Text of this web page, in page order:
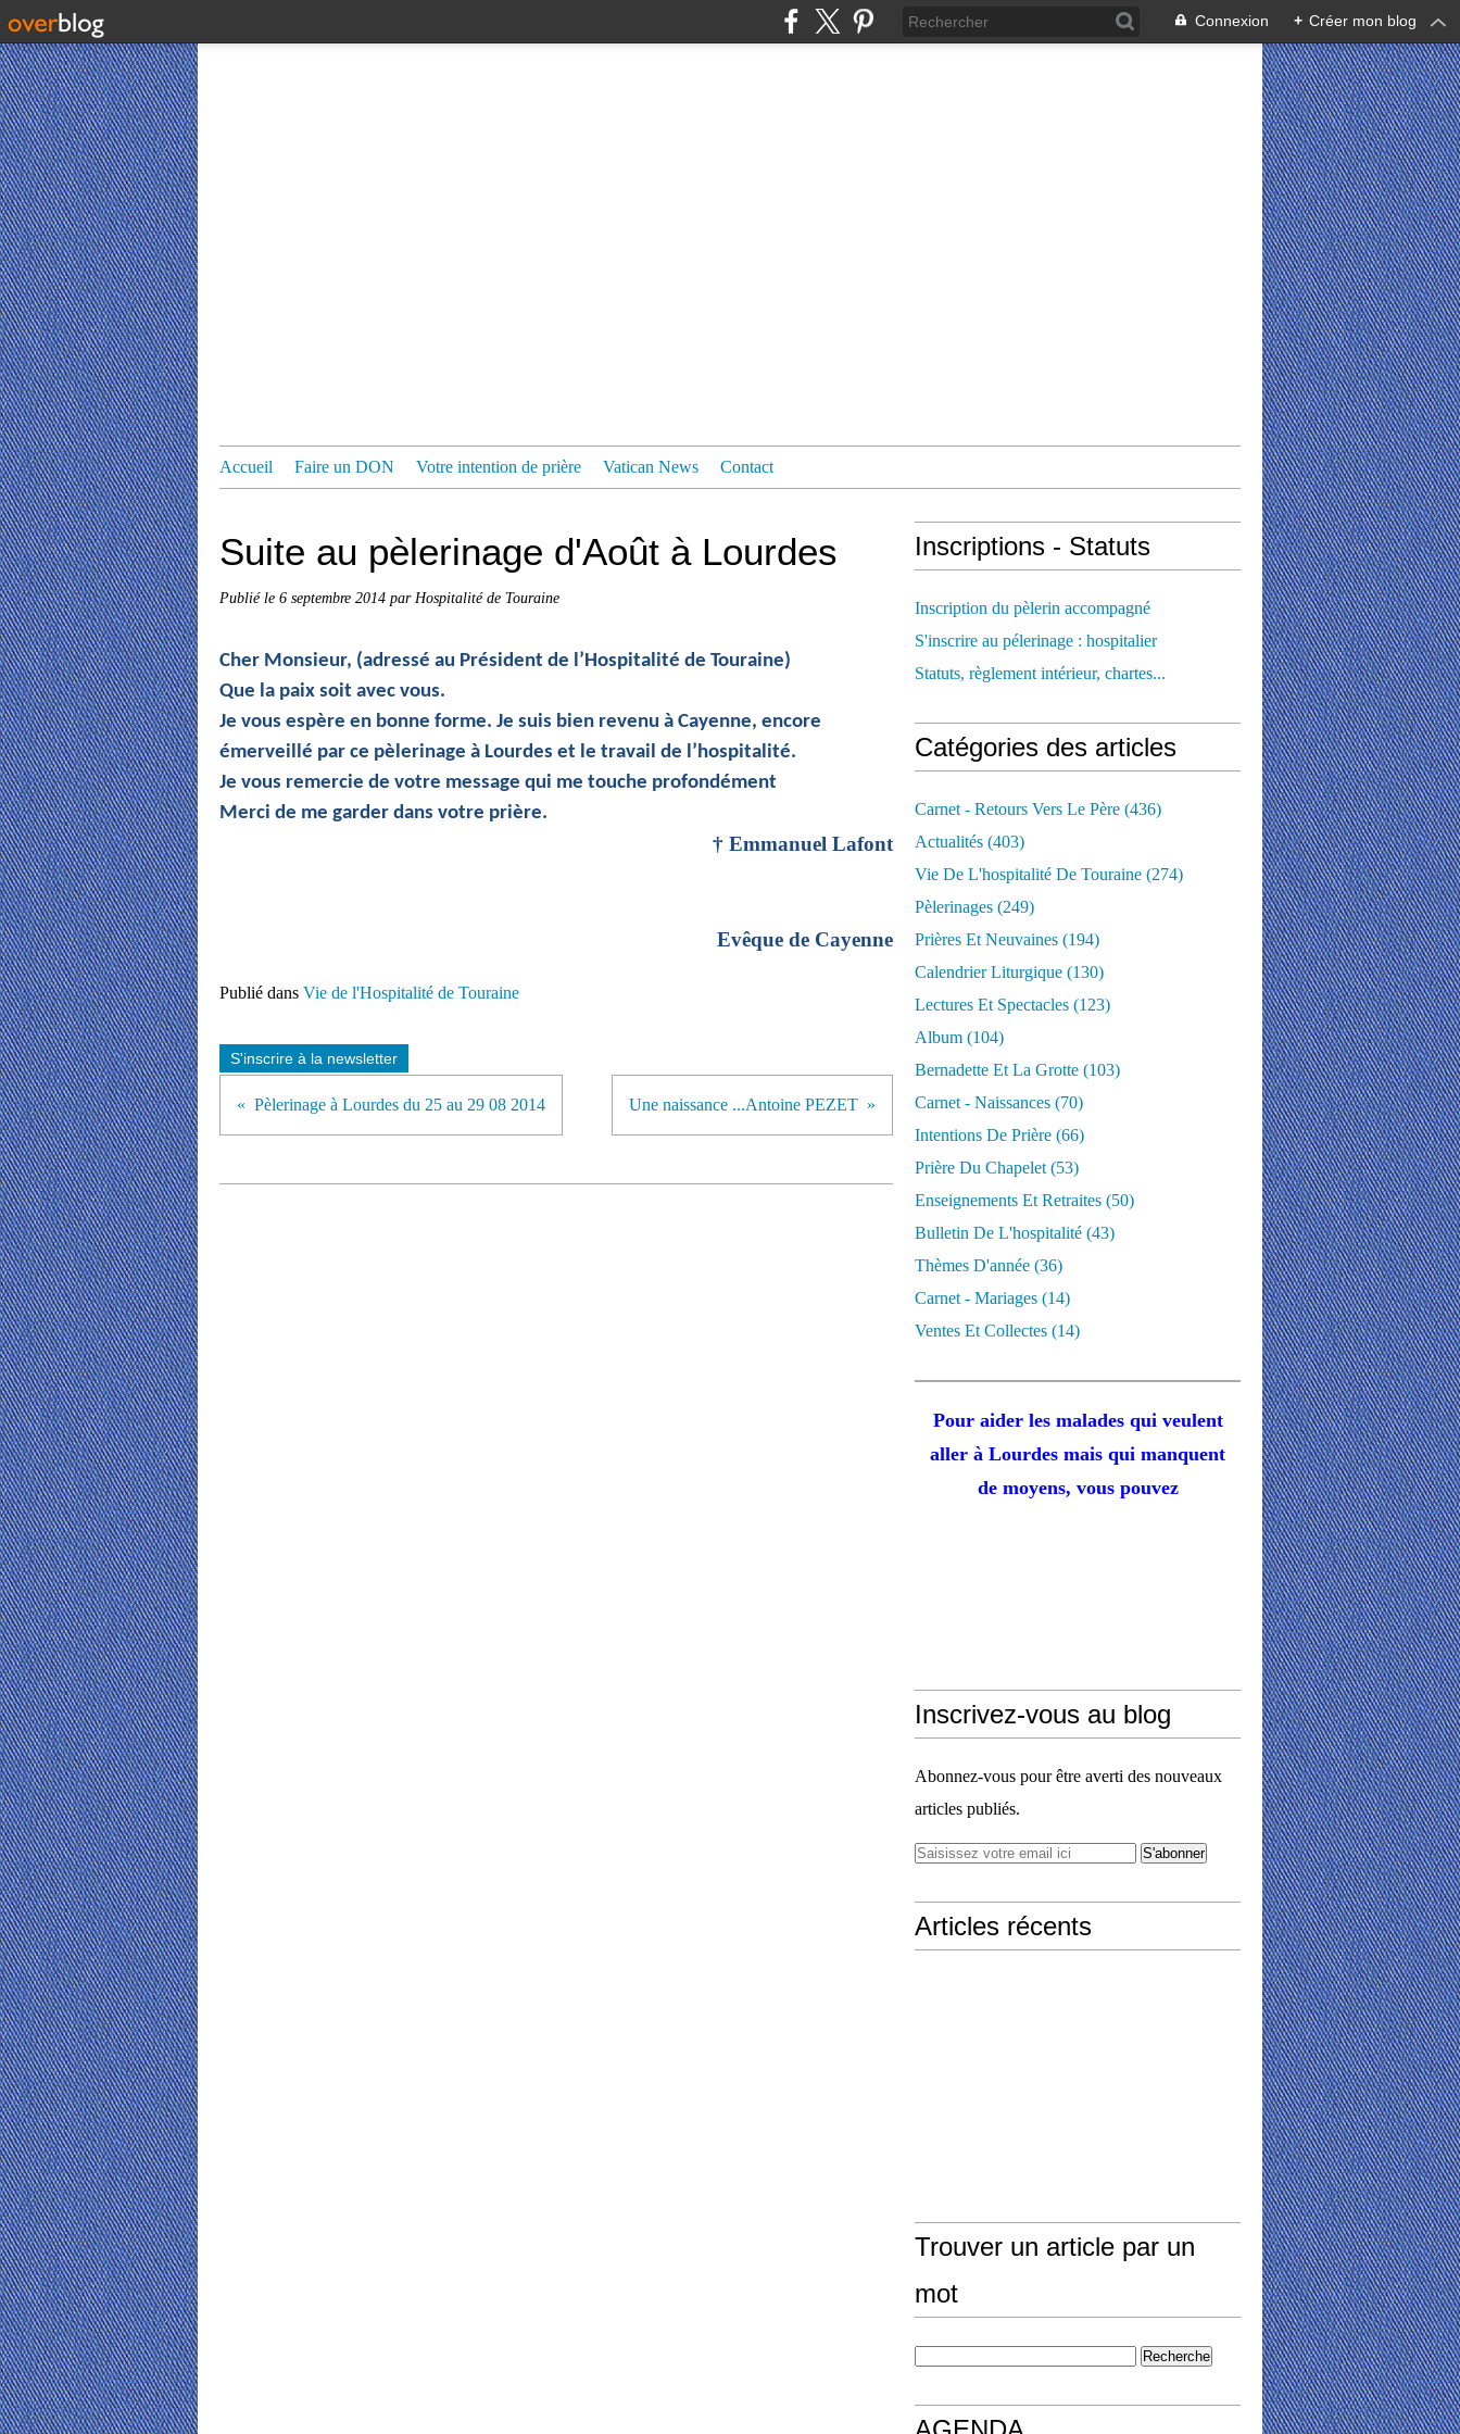
Connexion + Créer mon blog
Accueil Faire un DON Votre intention de prière Vatican News Contact
Suite au pèlerinage d'Août à Lourdes
Publié le 6 septembre 2014 par Hospitalité de Touraine
Cher Monsieur, (adressé au Président de l’Hospitalité de Touraine)
Que la paix soit avec vous.
Je vous espère en bonne forme. Je suis bien revenu à Cayenne, encore
émerveillé par ce pèlerinage à Lourdes et le travail de l’hospitalité.
Je vous remercie de votre message qui me touche profondément
Merci de me garder dans votre prière.
† Emmanuel Lafont
Evêque de Cayenne
Publié dans Vie de l'Hospitalité de Touraine
S'inscrire à la newsletter
Pèlerinage à Lourdes du 25 au 29 08 2014 Une naissance ...Antoine PEZET
Inscriptions - Statuts
Inscription du pèlerin accompagné
S'inscrire au pélerinage : hospitalier
Statuts, règlement intérieur, chartes...
Catégories des articles
Carnet - Retours Vers Le Père (436)
Actualités (403)
Vie De L'hospitalité De Touraine (274)
Pèlerinages (249)
Prières Et Neuvaines (194)
Calendrier Liturgique (130)
Lectures Et Spectacles (123)
Album (104)
Bernadette Et La Grotte (103)
Carnet - Naissances (70)
Intentions De Prière (66)
Prière Du Chapelet (53)
Enseignements Et Retraites (50)
Bulletin De L'hospitalité (43)
Thèmes D'année (36)
Carnet - Mariages (14)
Ventes Et Collectes (14)
Pour aider les malades qui veulent
aller à Lourdes mais qui manquent
de moyens, vous pouvez
Inscrivez-vous au blog
Abonnez-vous pour être averti des nouveaux
articles publiés.
Articles récents
Trouver un article par un
mot